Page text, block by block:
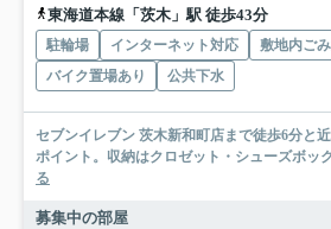
東海道本線「茨木」駅 徒歩43分
駐輪場 インターネット対応
敷地内ご
バイク置場あり
公共下水
セブンイレブン 茨木新和町店まで徒歩6分と
ポイント。収納はクロゼット・シューズボッ
る
募集中の部屋